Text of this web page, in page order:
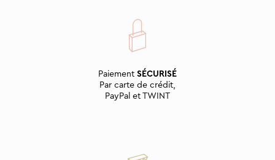
Paiement SÉCURISÉ
Par carte de crédit,
PayPal et TWINT